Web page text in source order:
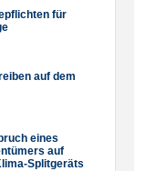
für
auf dem
eines
auf
Splitgeräts